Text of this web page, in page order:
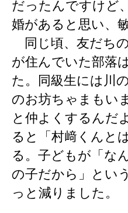
だったんですけど
婚があると思い、
同じ頃、友だち
が住んでいた部落
た。同級生には川
のお坊ちゃまもい
と仲よくするんだ
ると「村﨑くんと
る。子どもが「な
の子だから」とい
っと減りました。